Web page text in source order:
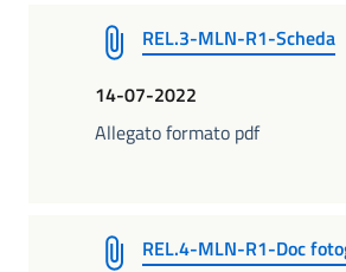
REL.3-MLN-R1-Scheda
14-07-2022
Allegato formato pdf
REL.4-MLN-R1-Doc